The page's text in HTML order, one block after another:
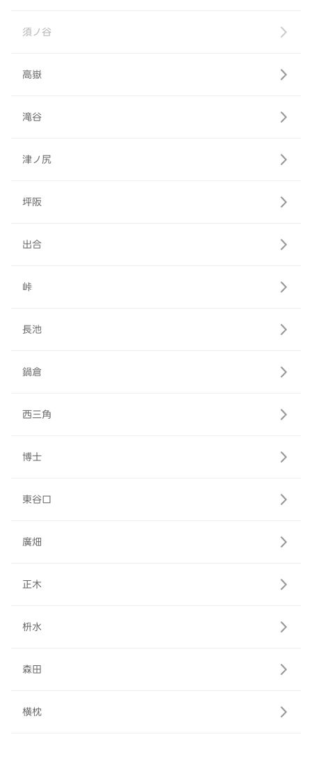
須ノ谷
高嶽
滝谷
津ノ尻
坪阪
出合
峠
長池
鍋倉
西三角
博士
東谷口
廣畑
正木
枡水
森田
横枕